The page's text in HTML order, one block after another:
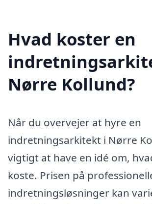
Hvad koster en
Nørre Kollund?
Når du overvejer at hyre en
indretningsarkitekt i Nørre
vigtigt at have en idé om,
koste. Prisen på
indretningsløsninger kan